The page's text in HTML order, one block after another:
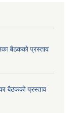
बैठकको प्रस्ताव
बैठकको प्रस्ताव